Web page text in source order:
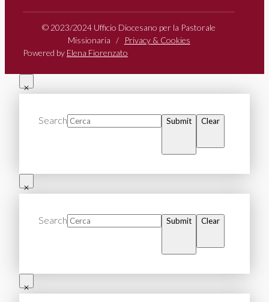
© 2023/2024 Ufficio Diocesano per la Pastorale
Missionaria /
Privacy & Cookies
Powered by Elena Fiorenzato
Search Submit Clear
Search Submit Clear